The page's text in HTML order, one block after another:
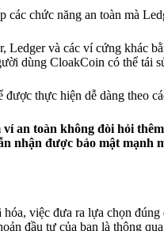
các chức năng an toàn mà
Ledger và các ví cứng khác
dùng CloakCoin có thể tái
được thực hiện dễ dàng theo
an toàn không đòi hỏi
nhận được bảo mật mạnh
việc đưa ra lựa chọn
đầu tư của bạn là thông